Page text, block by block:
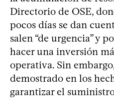
Directorio de OSE,
pocos días se dan
salen “de urgencia” y
hacer una inversión
operativa. Sin
demostrado en los
garantizar el